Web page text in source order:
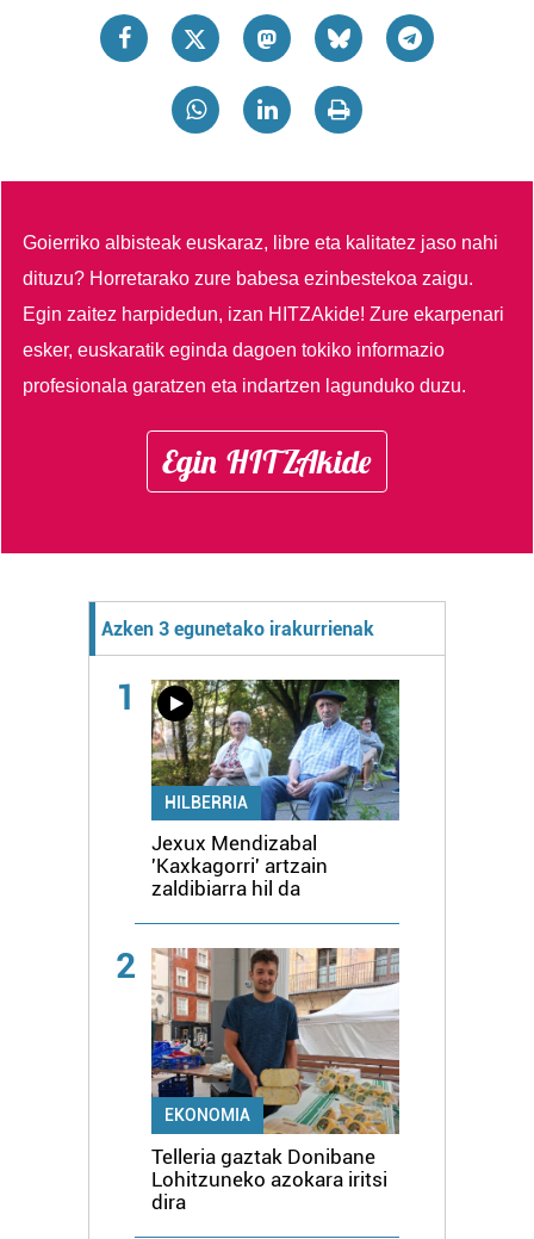
Goierriko albisteak euskaraz, libre eta kalitatez jaso nahi
dituzu? Horretarako zure babesa ezinbestekoa zaigu.
Egin zaitez harpidedun, izan HITZAkide!Zure ekarpenari
esker, euskaratik eginda dagoen tokiko informazio
profesionala garatzen eta indartzen lagunduko duzu.
Egin HITZAkide
Azken 3 egunetako irakurrienak
1
HILBERRIA
Jexux Mendizabal
'Kaxkagorri' artzain
zaldibiarra hil da
2
EKONOMIA
Telleria gaztak Donibane
Lohitzuneko azokara iritsi
dira